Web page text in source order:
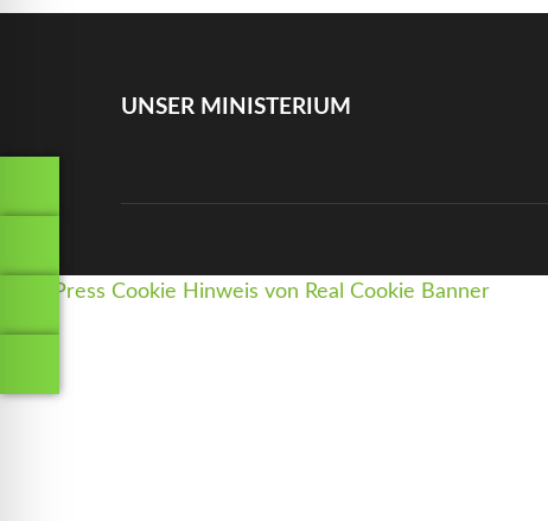
UNSER MINISTERIUM
WordPress Cookie Hinweis von Real Cookie Banner